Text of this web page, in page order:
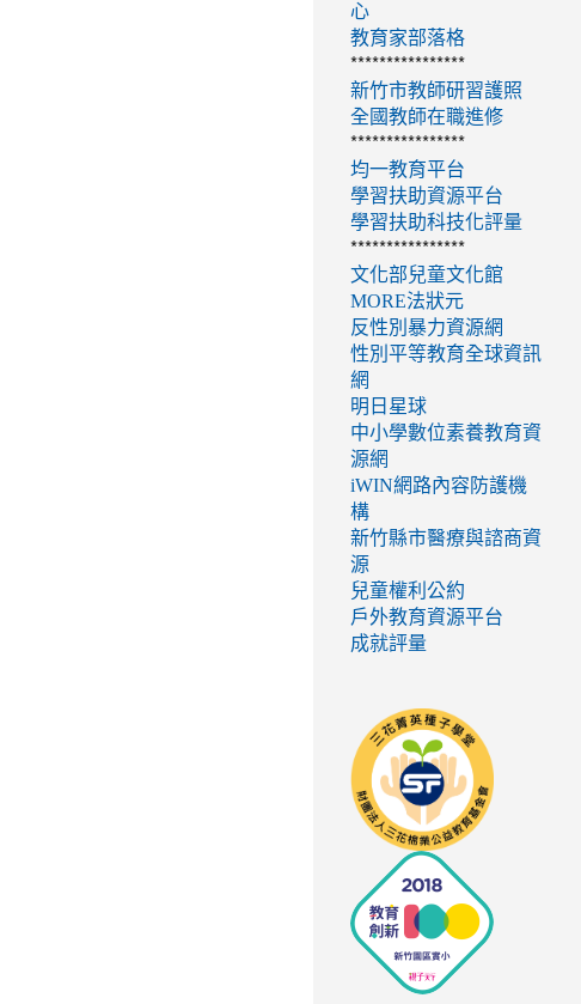
心
教育家部落格
****************
新竹市教師研習護照
全國教師在職進修
****************
均一教育平台
學習扶助資源平台
學習扶助科技化評量
****************
文化部兒童文化館
MORE法狀元
反性別暴力資源網
性別平等教育全球資訊
網
明日星球
中小學數位素養教育資
源網
iWIN網路內容防護機
構
新竹縣市醫療與諮商資
源
兒童權利公約
戶外教育資源平台
成就評量
http://